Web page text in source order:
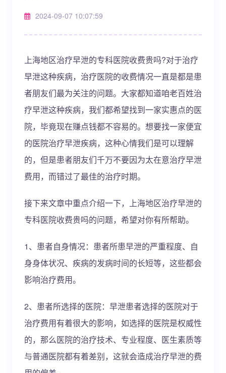
2024-09-07 10:07:59
上海地区治疗早泄的专科医院收费贵吗?对于治疗
早泄这种疾病，治疗医院的收费情况一直是都是患
者朋友们最为关注的问题。大家都知道咱老百姓治
疗早泄这种疾病，我们都希望找到一家实惠点的医
院，毕竟现在赚点钱都不容易的。想要找一家便宜
的医院治疗早泄疾病，这种心情我们是可以理解
的，但是患者朋友们千万不要因为太在意治疗早泄
费用，而错过了最佳的治疗时期。
接下来文章中重点介绍一下，上海地区治疗早泄的
专科医院收费贵吗的问题，希望对你有所帮助。
1、患者自身情况：患者所患早泄的严重程度、自
身身体状况、疾病的发病时间的长短等，这些都会
影响治疗费用。
2、患者所选择的医院：早泄患者选择的医院对于
治疗费用有着很大的影响，如选择的医院是权威性
的，那么医院的治疗技术、专业程度、医生素质等
与普通医院都有着差别，这就会造成治疗早泄的费